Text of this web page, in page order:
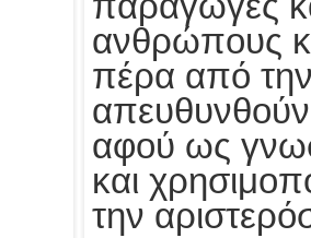
ανθρώπους
πέρα από
αφού ως
και
την